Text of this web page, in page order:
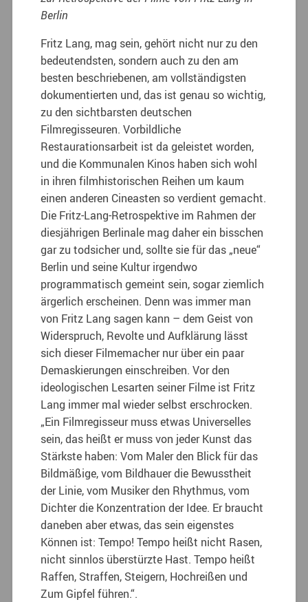
Berlin
Fritz Lang, mag sein, gehört nicht nur zu den
bedeutendsten, sondern auch zu den am
besten beschriebenen, am vollständigsten
dokumentierten und, das ist genau so wichtig,
zu den sichtbarsten deutschen
Filmregisseuren. Vorbildliche
Restaurationsarbeit ist da geleistet worden,
und die Kommunalen Kinos haben sich wohl
in ihren filmhistorischen Reihen um kaum
einen anderen Cineasten so verdient gemacht.
Die Fritz-Lang-Retrospektive im Rahmen der
diesjährigen Berlinale mag daher ein bisschen
gar zu todsicher und, sollte sie für das „neue“
Berlin und seine Kultur irgendwo
programmatisch gemeint sein, sogar ziemlich
ärgerlich erscheinen. Denn was immer man
von Fritz Lang sagen kann – dem Geist von
Widerspruch, Revolte und Aufklärung lässt
sich dieser Filmemacher nur über ein paar
Demaskierungen einschreiben. Vor den
ideologischen Lesarten seiner Filme ist Fritz
Lang immer mal wieder selbst erschrocken.
„Ein Filmregisseur muss etwas Universelles
sein, das heißt er muss von jeder Kunst das
Stärkste haben: Vom Maler den Blick für das
Bildmäßige, vom Bildhauer die Bewusstheit
der Linie, vom Musiker den Rhythmus, vom
Dichter die Konzentration der Idee. Er braucht
daneben aber etwas, das sein eigenstes
Können ist: Tempo! Tempo heißt nicht Rasen,
nicht sinnlos überstürzte Hast. Tempo heißt
Raffen, Straffen, Steigern, Hochreißen und
Zum Gipfel führen.“.